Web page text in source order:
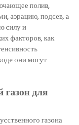
полив,
аэрацию, подсев, а
силу и
факторов, как
они могут
газон для
газона